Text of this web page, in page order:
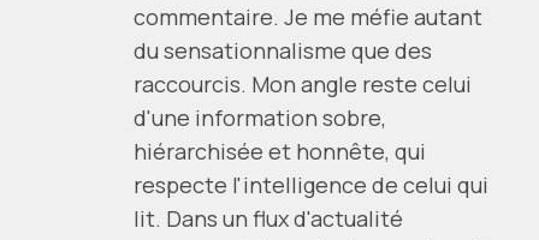
commentaire. Je me méfie autant
du sensationnalisme que des
raccourcis. Mon angle reste celui
d'une information sobre,
hiérarchisée et honnête, qui
respecte l'intelligence de celui qui
lit. Dans un flux d'actualité